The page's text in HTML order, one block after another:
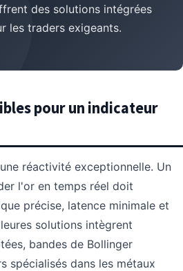
des solutions intégrées
les traders exigeants.
pour un indicateur
réactivité exceptionnelle. Un
l'or en temps réel doit
précise, latence minimale et
solutions intègrent
bandes de Bollinger
spécialisés dans les métaux